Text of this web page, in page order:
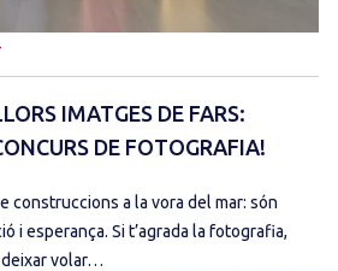
IMATGES DE FARS:
DE FOTOGRAFIA!
construccions a la vora del mar: són
i esperança. Si t’agrada la fotografia,
volar…